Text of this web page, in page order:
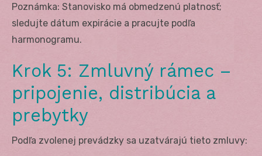
Poznámka: Stanovisko má obmedzenú platnosť;
sledujte dátum expirácie a pracujte podľa
harmonogramu.
Krok 5: Zmluvný rámec –
pripojenie, distribúcia a
prebytky
Podľa zvolenej prevádzky sa uzatvárajú tieto zmluvy: